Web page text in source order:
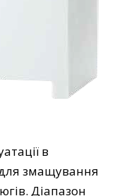
в
змащування
Діапазон